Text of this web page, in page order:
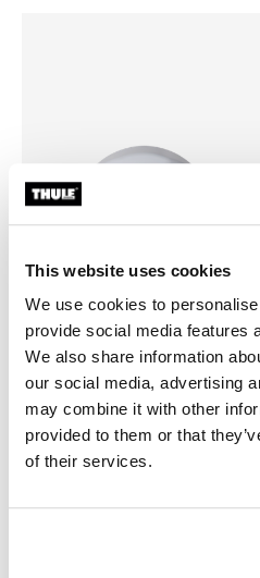
This website uses cookies
We use cookies to
provide social media features
We also share information
our social media, advertising
may combine it with other
provided to them or that
of their services.
Thule POD 1.0
lisävarusteteline